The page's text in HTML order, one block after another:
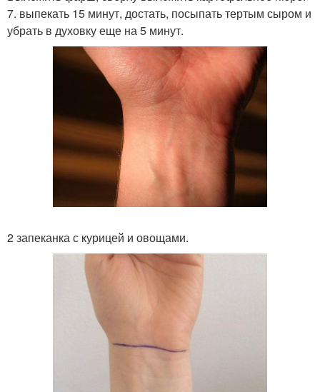
7. выпекать 15 минут, достать, посыпать тертым сыром и
убрать в духовку еще на 5 минут.
2 запеканка с курицей и овощами.